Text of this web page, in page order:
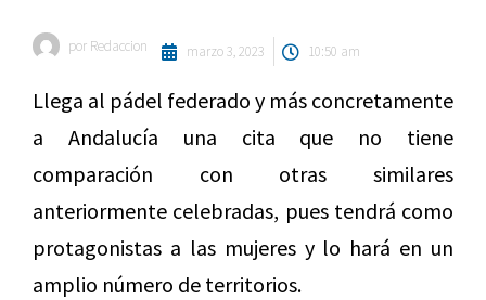
por Redaccion marzo 3, 2023 10:50 am
Llega al pádel federado y más concretamente
a Andalucía una cita que no tiene
comparación con otras similares
anteriormente celebradas, pues tendrá como
protagonistas a las mujeres y lo hará en un
amplio número de territorios.